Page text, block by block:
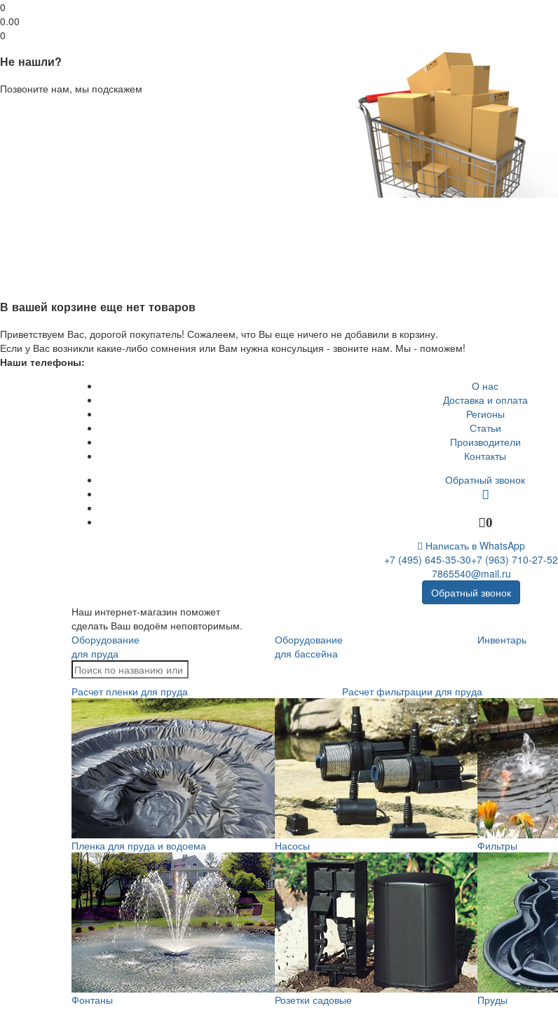
0
0.00
0
Не нашли?
Позвоните нам, мы подскажем
В вашей корзине еще нет товаров
Приветствуем Вас, дорогой покупатель! Сожалеем, что Вы еще ничего не добавили в корзину.
Если у Вас возникли какие-либо сомнения или Вам нужна консульция - звоните нам. Мы - поможем!
Наши телефоны:
О нас
Доставка и оплата
Регионы
Статьи
Производители
Контакты
Обратный звонок
0
Написать в WhatsApp
+7 (495) 645-35-30+7 (963) 710-27-52
7865540@mail.ru
Обратный звонок
Наш интернет-магазин поможет
сделать Ваш водоём неповторимым.
Оборудование
для пруда
Оборудование
для бассейна
Инвентарь
Расчет пленки для пруда
Расчет фильтрации для пруда
Пленка для пруда и водоема Насосы Фильтры
Фонтаны Розетки садовые Пруды